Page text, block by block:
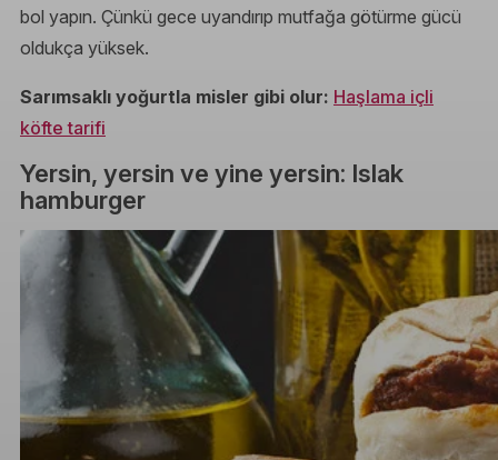
bol yapın. Çünkü gece uyandırıp mutfağa götürme gücü
oldukça yüksek.
Sarımsaklı yoğurtla misler gibi olur: Haşlama içli
köfte tarifi
Yersin, yersin ve yine yersin: Islak
hamburger